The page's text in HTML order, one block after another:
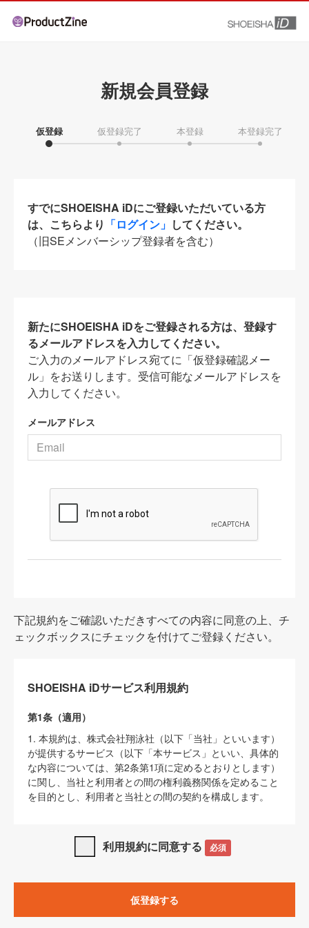
新規会員登録
仮登録 仮登録完了 本登録 本登録完了
すでにSHOEISHA iDにご登録いただいている方
は、こちらより 「ログイン」 してください。
（旧SEメンバーシップ登録者を含む）
新たにSHOEISHA iDをご登録される方は、登録す
るメールアドレスを入力してください。
ご入力のメールアドレス宛てに「仮登録確認メー
ル」をお送りします。受信可能なメールアドレスを
入力してください。
メールアドレス
下記規約をご確認いただきすべての内容に同意の上、チ
ェックボックスにチェックを付けてご登録ください。
SHOEISHA iDサービス利用規約
第1条（適用）
1. 本規約は、株式会社翔泳社（以下「当社」といいます）
が提供するサービス（以下「本サービス」といい、具体的
な内容については、第2条第1項に定めるとおりとします）
に関し、当社と利用者との間の権利義務関係を定めること
を目的とし、利用者と当社との間の契約を構成します。
SHOEISHA iDプライバシーポリシー」及び「
サイト上でのデータの利用について（Cookieポリシー）
3. 本規約の内容と、前項に記載する定めその他当社が定め
利用規約に同意する 必須
仮登録する